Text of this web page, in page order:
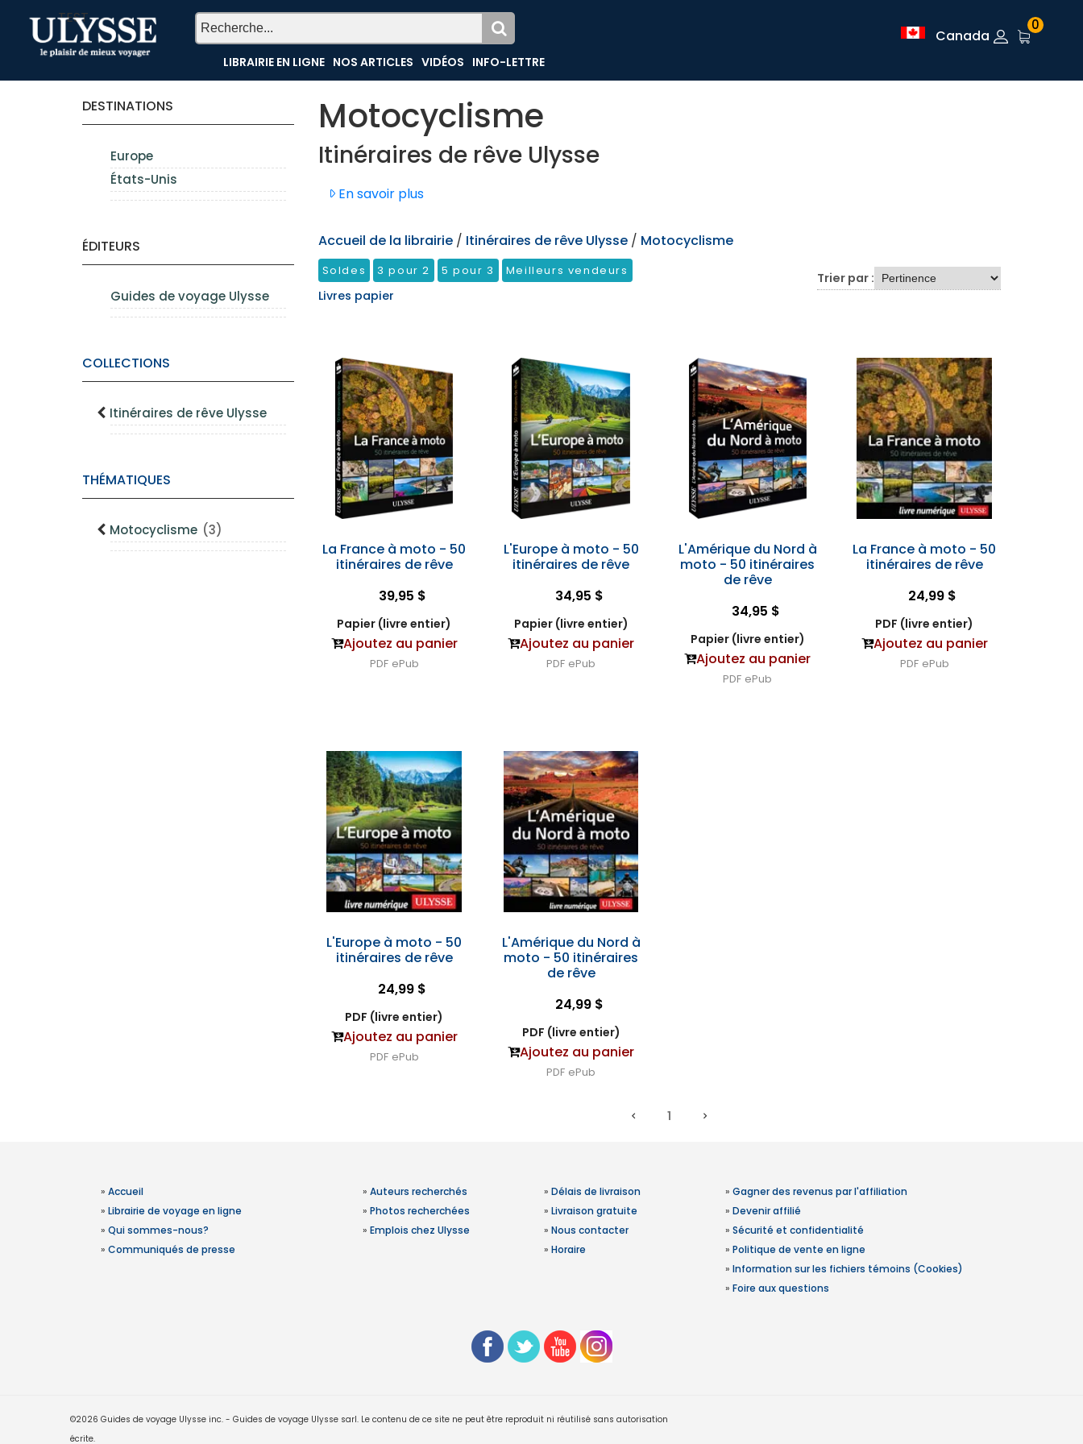
TEST
LIBRAIRIE EN LIGNE NOS ARTICLES VIDÉOS INFO-LETTRE
Canada
0
DESTINATIONS
Europe
États-Unis
ÉDITEURS
Guides de voyage Ulysse
COLLECTIONS
Itinéraires de rêve Ulysse
THÉMATIQUES
Motocyclisme (3)
Motocyclisme
Itinéraires de rêve Ulysse
En savoir plus
Accueil de la librairie / Itinéraires de rêve Ulysse / Motocyclisme
Soldes 3 pour 2 5 pour 3 Meilleurs vendeurs
Livres papier
Trier par :
La France à moto - 50
itinéraires de rêve
39,95 $
Papier (livre entier)
Ajoutez au panier
PDF ePub
L'Europe à moto - 50
itinéraires de rêve
34,95 $
Papier (livre entier)
Ajoutez au panier
PDF ePub
L'Amérique du Nord à
moto - 50 itinéraires
de rêve
34,95 $
Papier (livre entier)
Ajoutez au panier
PDF ePub
La France à moto - 50
itinéraires de rêve
24,99 $
PDF (livre entier)
Ajoutez au panier
PDF ePub
L'Europe à moto - 50
itinéraires de rêve
24,99 $
PDF (livre entier)
Ajoutez au panier
PDF ePub
L'Amérique du Nord à
moto - 50 itinéraires
de rêve
24,99 $
PDF (livre entier)
Ajoutez au panier
PDF ePub
1
» Accueil
» Librairie de voyage en ligne
» Qui sommes-nous?
» Communiqués de presse
» Auteurs recherchés
» Photos recherchées
» Emplois chez Ulysse
» Délais de livraison
» Livraison gratuite
» Nous contacter
» Horaire
» Gagner des revenus par l'affiliation
» Devenir affilié
» Sécurité et confidentialité
» Politique de vente en ligne
» Information sur les fichiers témoins (Cookies)
» Foire aux questions
©2026 Guides de voyage Ulysse inc. - Guides de voyage Ulysse sarl. Le contenu de ce site ne peut être reproduit ni réutilisé sans autorisation
écrite.